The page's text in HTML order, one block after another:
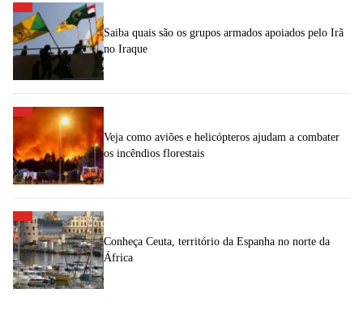
Saiba quais são os grupos armados apoiados pelo Irã
no Iraque
Veja como aviões e helicópteros ajudam a combater
os incêndios florestais
Conheça Ceuta, território da Espanha no norte da
África